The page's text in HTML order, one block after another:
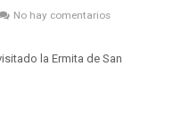
No hay comentarios
la Ermita de San